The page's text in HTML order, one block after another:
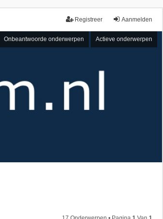
Aanmelden
Registreer
Onbeantwoorde onderwerpen Actieve onderwerpen